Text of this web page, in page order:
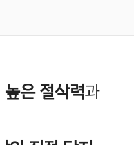
높은 절삭력과